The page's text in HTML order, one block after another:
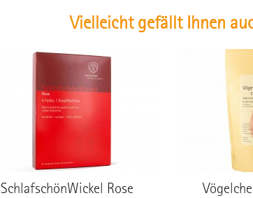
Vielleicht gefällt Ihnen
SchlafschönWickel Rose